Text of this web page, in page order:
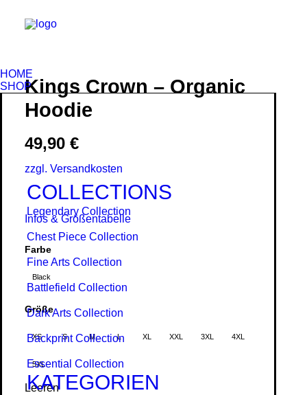
HOME
SHOP
COLLECTIONS
Legendary Collection
Chest Piece Collection
Fine Arts Collection
Battlefield Collection
Dark Arts Collection
Backprint Collection
Essential Collection
KATEGORIEN
Kings Crown – Organic
Hoodie
49,90 €
zzgl. Versandkosten
Infos & Größentabelle
Farbe
Black
Größe
XS S M L XL XXL 3XL 4XL
5XL
Leeren